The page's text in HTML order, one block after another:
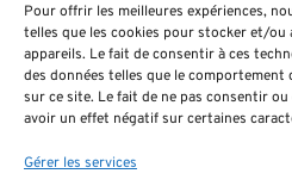
Pour offrir les meilleures expériences,
telles que les cookies pour stocker et/ou
appareils. Le fait de consentir à ces
des données telles que le comportement
sur ce site. Le fait de ne pas consentir
avoir un effet négatif sur certaines
Gérer les services